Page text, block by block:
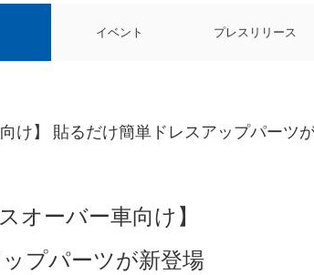
イベント プレスリリース
向け】 貼るだけ簡単ドレスアップパーツ
オーバー車向け】
プパーツが新登場